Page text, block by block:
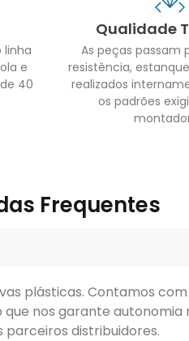
linha
e
40
Qualidade
As peças passam
resistência,
realizados
os padrões
Frequentes
plásticas. Contamos
nos garante
distribuidores.